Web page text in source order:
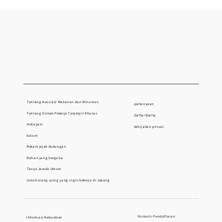
Informasi Rekrutmen Formulir Pendaftaran
Tentang Asosiasi Makanan dan Minuman
Tentang Sistem Pekerja Terampil Khusus
melayani
kolom
Rekam jejak dukungan
Bahan yang berguna
Tanya Jawab Umum
Untuk orang asing yang ingin bekerja di Jepang
pertanyaan
Daftar Berita
kebijakan privasi